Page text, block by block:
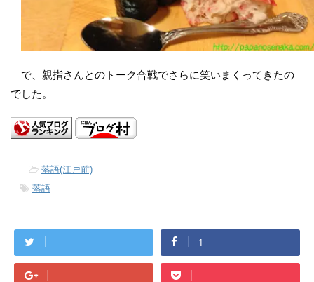
で、親指さんとのトーク合戦でさらに笑いまくってきたの
でした。
-落語(江戸前)
-落語
1